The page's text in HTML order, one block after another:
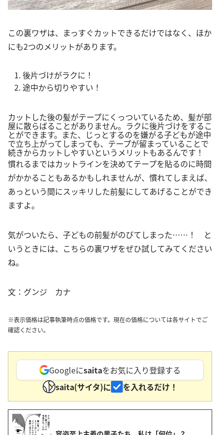
この裏ワザは、まっすぐカットできるだけではなく、ほか
にも2つのメリットがあります。
後片づけがラクに！
途中から切りやすい！
カットした後の髪がテープにくっついているため、髪が部
屋に散らばることがありません。ラクに後片づけをするこ
とができます。また、じっとするのを嫌がる子どもが途中
で立ち上がってしまっても、テープが留まっていることで
続きからカットしやすいというメリットもあるんです！
慣れるまではカットラインを決めてテープを貼るのに時間
がかかることもあるかもしれませんが、慣れてしまえば、
あっという間にスッキリした前髪にしてあげることができ
ますよ。
気がついたら、子どもの前髪がのびてしまった……！ と
いうときには、こちらの裏ワザをぜひ試してみてください
ね。
文：グンジ カナ
※表示価格は記事執筆時点の価格です。現在の価格については各サイトでご
確認ください。
Googleにsaitaをお気に入り登録する
saita(サイタ)に
を入れるだけ！